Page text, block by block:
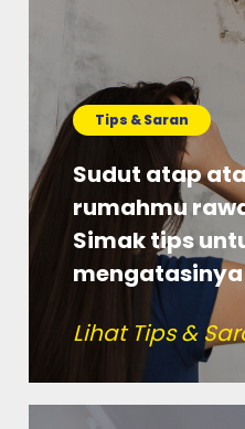
Tips & Saran
Sudut atap
rumahmu
Simak tips
Lihat Tips &